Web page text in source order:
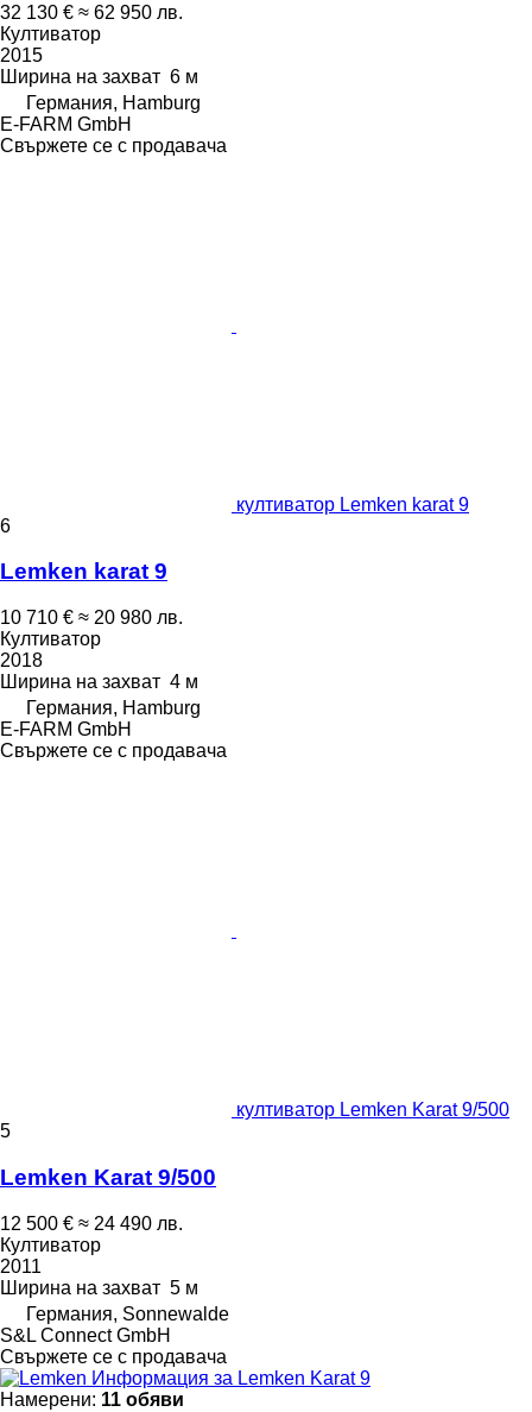
32 130 € ≈ 62 950 лв.
Култиватор
2015
Ширина на захват 6 м
Германия, Hamburg
E-FARM GmbH
Свържете се с продавача
култиватор Lemken karat 9
6
Lemken karat 9
10 710 € ≈ 20 980 лв.
Култиватор
2018
Ширина на захват 4 м
Германия, Hamburg
E-FARM GmbH
Свържете се с продавача
култиватор Lemken Karat 9/500
5
Lemken Karat 9/500
12 500 € ≈ 24 490 лв.
Култиватор
2011
Ширина на захват 5 м
Германия, Sonnewalde
S&L Connect GmbH
Свържете се с продавача
Информация за Lemken Karat 9
Намерени: 11 обяви